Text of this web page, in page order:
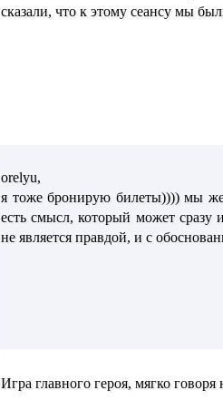
сказали, что к этому сеансу мы
orelyu,
я тоже бронирую билеты)))) мы же
есть смысл, который может сразу
не является правдой, и с
Игра главного героя, мягко говоря